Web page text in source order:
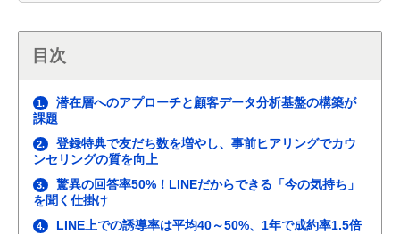
目次
1.
潜在層へのアプローチと顧客データ分析基盤の構築が
課題
2.
登録特典で友だち数を増やし、事前ヒアリングでカウ
ンセリングの質を向上
3.
驚異の回答率50%！LINEだからできる「今の気持ち」
を聞く仕掛け
4.
LINE上での誘導率は平均40～50%、1年で成約率1.5倍